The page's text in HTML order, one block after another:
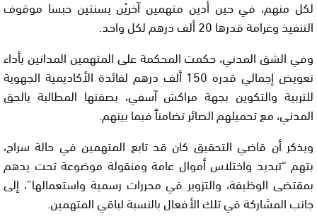
لكل منهم، في حين أدين متهمين آخريْن بسنتين حبسا موقوف
التنفيذ وغرامة قدرها 20 ألف درهم لكل واحد.
وفي الشق المدني، حكمت المحكمة على المتهمين المدانين بأداء
تعويض إجمالي قدره 150 ألف درهم لفائدة الأكاديمية الجهوية
للتربية والتكوين بجهة مراكش آسفي، بصفتها المطالبة بالحق
المدني، مع تحميلهم الصائر تضامناً فيما بينهم.
ويذكر أن قاضي التحقيق كان قد تابع المتهمين في حالة سراح،
بتهم “تبديد واختلاس أموال عامة ومنقولة موضوعة تحت يدهم
بمقتضى الوظيفة، والتزوير في محررات رسمية واستعمالها”، إلى
جانب المشاركة في تلك الأفعال بالنسبة لباقي المتهمين.